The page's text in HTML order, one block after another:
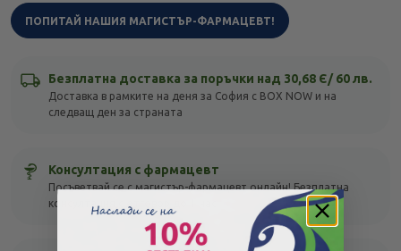
ПОПИТАЙ НАШИЯ МАГИСТЪР-ФАРМАЦЕВТ!
Безплатна доставка за поръчки над 30,68 Є/ 60 лв.
Доставка в рамките на деня за София с BOX NOW и на
следващ ден за страната
Консултация с фармацевт
Посъветвай се с магистър-фармацевт онлайн! Безплатна
консултация с отговор до 1 час!